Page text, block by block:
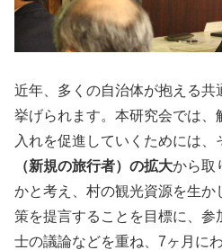
近年、多くの自治体が抱える共
挙げられます。本研究会では、
入れを促進していくためには、
（新規の旅行者）の拡大から取
かと考え、村の観光資源を生か
策を提言することを目標に、参
士の議論などを重ね、7ヶ月に